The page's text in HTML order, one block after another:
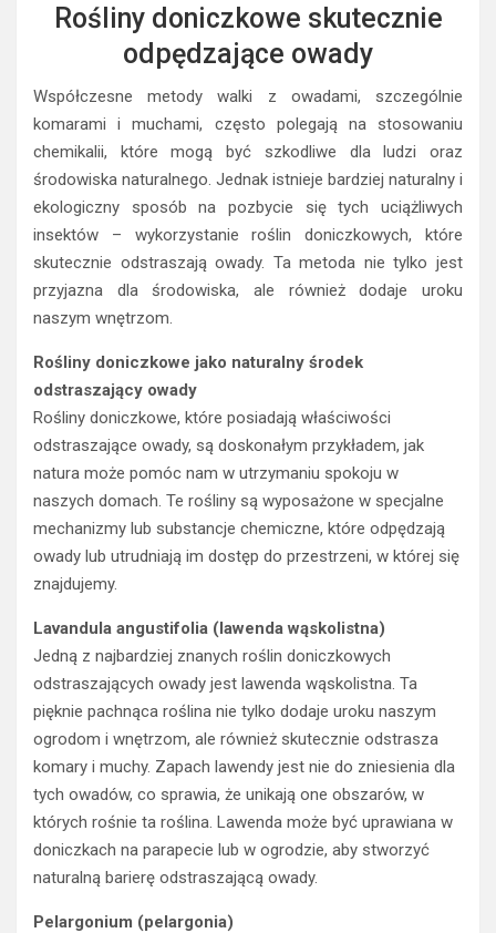
Rośliny doniczkowe skutecznie
odpędzające owady
Współczesne metody walki z owadami, szczególnie
komarami i muchami, często polegają na stosowaniu
chemikalii, które mogą być szkodliwe dla ludzi oraz
środowiska naturalnego. Jednak istnieje bardziej naturalny i
ekologiczny sposób na pozbycie się tych uciążliwych
insektów – wykorzystanie roślin doniczkowych, które
skutecznie odstraszają owady. Ta metoda nie tylko jest
przyjazna dla środowiska, ale również dodaje uroku
naszym wnętrzom.
Rośliny doniczkowe jako naturalny środek
odstraszający owady
Rośliny doniczkowe, które posiadają właściwości
odstraszające owady, są doskonałym przykładem, jak
natura może pomóc nam w utrzymaniu spokoju w
naszych domach. Te rośliny są wyposażone w specjalne
mechanizmy lub substancje chemiczne, które odpędzają
owady lub utrudniają im dostęp do przestrzeni, w której się
znajdujemy.
Lavandula angustifolia (lawenda wąskolistna)
Jedną z najbardziej znanych roślin doniczkowych
odstraszających owady jest lawenda wąskolistna. Ta
pięknie pachnąca roślina nie tylko dodaje uroku naszym
ogrodom i wnętrzom, ale również skutecznie odstrasza
komary i muchy. Zapach lawendy jest nie do zniesienia dla
tych owadów, co sprawia, że unikają one obszarów, w
których rośnie ta roślina. Lawenda może być uprawiana w
doniczkach na parapecie lub w ogrodzie, aby stworzyć
naturalną barierę odstraszającą owady.
Pelargonium (pelargonia)